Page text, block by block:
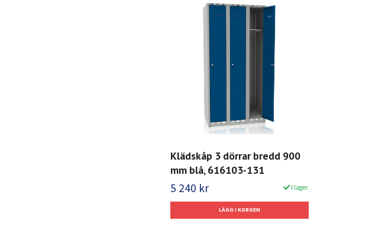
Klädskåp 3 dörrar bredd 900
mm blå, 616103-131
5 240 kr I lager.